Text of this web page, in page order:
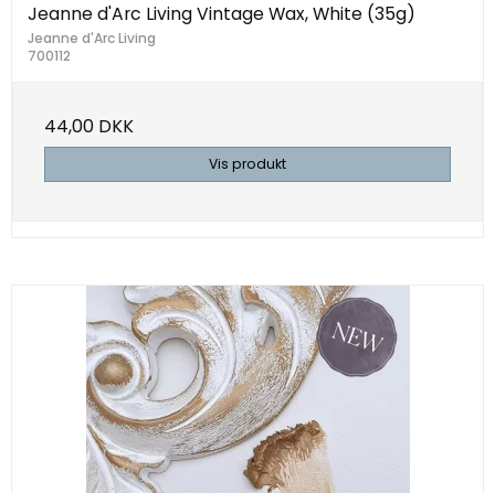
Jeanne d'Arc Living Vintage Wax, White (35g)
Jeanne d'Arc Living
700112
44,00 DKK
Vis produkt